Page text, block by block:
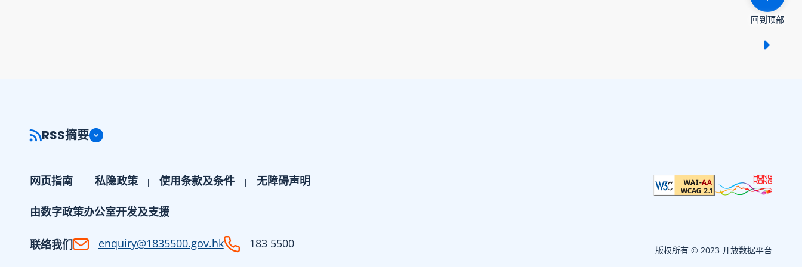
回到顶部
RSS摘要
网页指南 私隐政策 使用条款及条件 无障碍声明
由数字政策办公室开发及支援
联络我们 enquiry@1835500.gov.hk 183 5500 版权所有 © 2023 开放数据平台